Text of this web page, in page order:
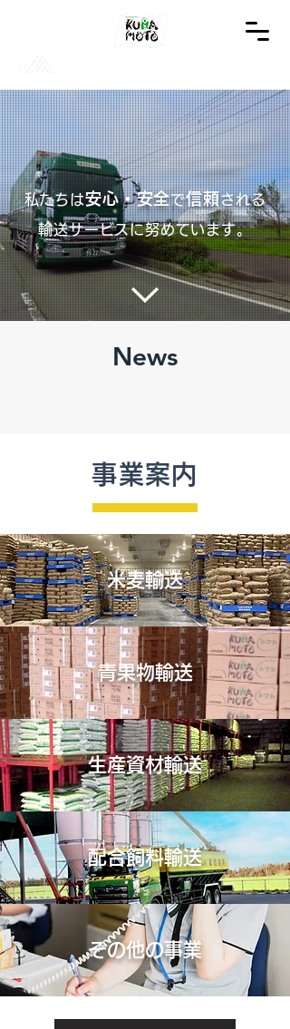
私たちは安心・安全で信頼される
​輸送サービスに努めています。
News
事業案内
米麦輸送
青果物輸送
生産資材輸送
配合飼料輸送
その他の事業